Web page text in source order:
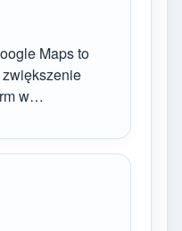
Maps to
w…